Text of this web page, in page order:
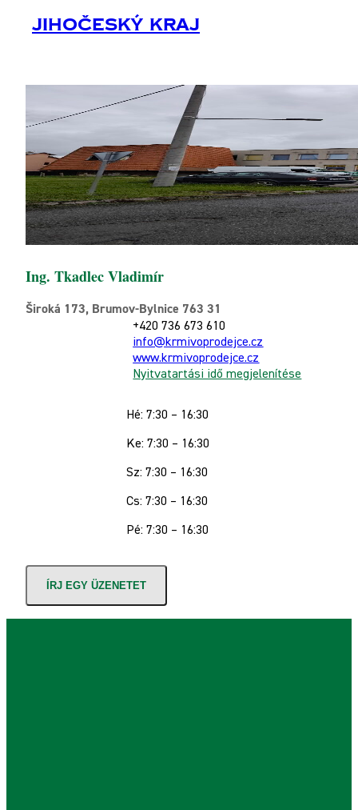
Jihočeský Kraj
Ing. Tkadlec Vladimír
Široká 173, Brumov-Bylnice 763 31
+420 736 673 610
info@krmivoprodejce.cz
www.krmivoprodejce.cz
Nyitvatartási idő megjelenítése
Hé: 7:30 – 16:30
Ke: 7:30 – 16:30
Sz: 7:30 – 16:30
Cs: 7:30 – 16:30
Pé: 7:30 – 16:30
ÍRJ EGY ÜZENETET